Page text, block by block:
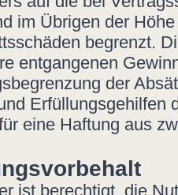
im Übrigen der
begrenzt.
entgangenen
der
Erfüllungsgehilfen
eine Haftung aus
ist berechtigt, die